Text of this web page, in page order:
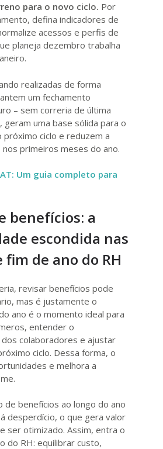
para o novo ciclo. Por
defina indicadores de
acessos e perfis de
planeja dezembro trabalha
realizadas de forma
um fechamento
– sem correria de última
geram uma base sólida para o
próximo ciclo e reduzem a
primeiros meses do ano.
Um guia completo para
benefícios: a
escondida nas
de ano do RH
revisar benefícios pode
mas é justamente o
ano é o momento ideal para
entender o
colaboradores e ajustar
ciclo. Dessa forma, o
e melhora a
de benefícios ao longo do ano
desperdício, o que gera valor
ser otimizado. Assim, entra o
do RH: equilibrar custo,